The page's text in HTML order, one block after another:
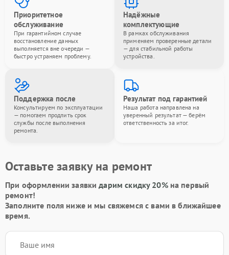
Приоритетное
обслуживание
При гарантийном случае
восстановление данных
выполняется вне очереди —
быстро устраняем проблему.
Надёжные
комплектующие
В рамках обслуживания
применяем проверенные детали
— для стабильной работы
устройства.
Поддержка после
Консультируем по эксплуатации
— помогаем продлить срок
службы после выполнения
ремонта.
Результат под гарантией
Наша работа направлена на
уверенный результат — берём
ответственность за итог.
Оставьте заявку на ремонт
При оформлении заявкидарим скидку 20%на первый
ремонт!
Заполните поля ниже и мы свяжемся с вами в ближайшее
время.